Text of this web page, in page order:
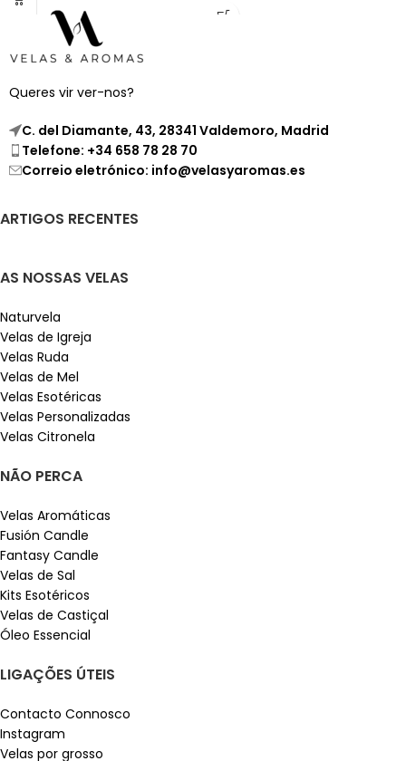
Queres vir ver-nos?
C. del Diamante, 43, 28341 Valdemoro, Madrid
Telefone: +34 658 78 28 70
Correio eletrónico: info@velasyaromas.es
ARTIGOS RECENTES
AS NOSSAS VELAS
Naturvela
Velas de Igreja
Velas Ruda
Velas de Mel
Velas Esotéricas
Velas Personalizadas
Velas Citronela
NÃO PERCA
Velas Aromáticas
Fusión Candle
Fantasy Candle
Velas de Sal
Kits Esotéricos
Velas de Castiçal
Óleo Essencial
LIGAÇÕES ÚTEIS
Contacto Connosco
Instagram
Velas por grosso